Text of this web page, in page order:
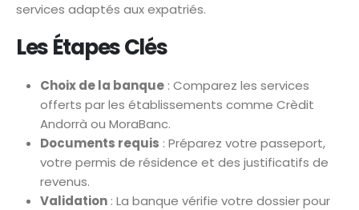
services adaptés aux expatriés.
Les Étapes Clés
Choix de la banque : Comparez les services
offerts par les établissements comme Crèdit
Andorrà ou MoraBanc.
Documents requis : Préparez votre passeport,
votre permis de résidence et des justificatifs de
revenus.
Validation : La banque vérifie votre dossier pour